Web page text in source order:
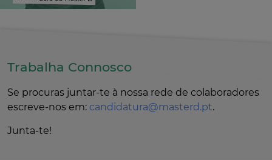
Trabalha Connosco
Se procuras juntar-te à nossa rede de colaboradores
escreve-nos em: candidatura@masterd.pt.
Junta-te!